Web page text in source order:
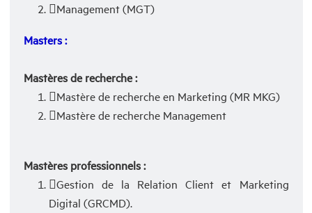
Management (MGT)
Masters :
Mastères de recherche :
Mastère de recherche en Marketing (MR MKG)
Mastère de recherche Management
Mastères professionnels :
Gestion de la Relation Client et Marketing
Digital (GRCMD).